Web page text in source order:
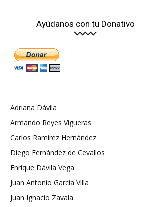
Ayúdanos con tu Donativo
Adriana Dávila
Armando Reyes Vigueras
Carlos Ramírez Hernández
Diego Fernández de Cevallos
Enrique Dávila Vega
Juan Antonio García Villa
Juan Ignacio Zavala